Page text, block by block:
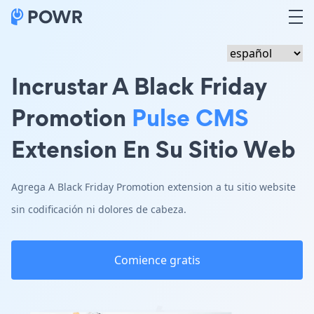
Incrustar A Black Friday
Promotion Pulse CMS
Extension En Su Sitio Web
Agrega A Black Friday Promotion extension a tu sitio website
sin codificación ni dolores de cabeza.
Comience gratis